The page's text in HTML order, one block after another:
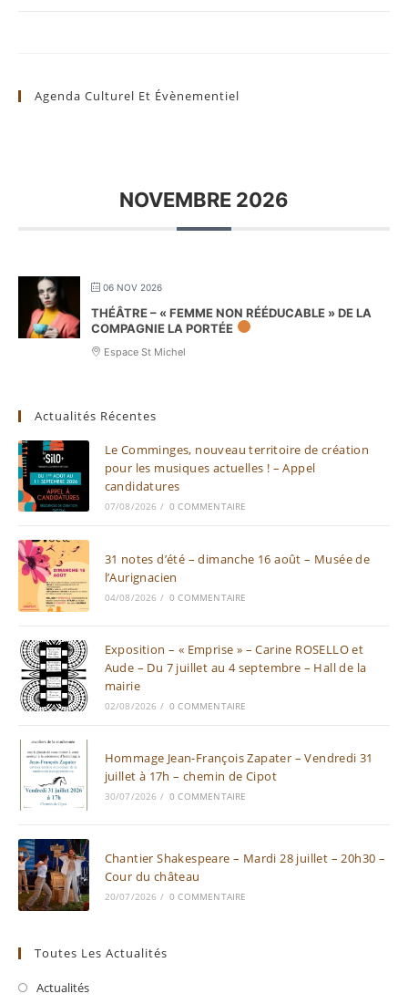
Agenda Culturel Et Évènementiel
NOVEMBRE 2026
06 NOV 2026
THÉÂTRE – « FEMME NON RÉÉDUCABLE » DE LA
COMPAGNIE LA PORTÉE
Espace St Michel
Actualités Récentes
Le Comminges, nouveau territoire de création
pour les musiques actuelles ! – Appel
candidatures
07/08/2026 / 0 COMMENTAIRE
31 notes d’été – dimanche 16 août – Musée de
l’Aurignacien
04/08/2026 / 0 COMMENTAIRE
Exposition – « Emprise » – Carine ROSELLO et
Aude – Du 7 juillet au 4 septembre – Hall de la
mairie
02/08/2026 / 0 COMMENTAIRE
Hommage Jean-François Zapater – Vendredi 31
juillet à 17h – chemin de Cipot
30/07/2026 / 0 COMMENTAIRE
Chantier Shakespeare – Mardi 28 juillet – 20h30 –
Cour du château
20/07/2026 / 0 COMMENTAIRE
Toutes Les Actualités
Actualités